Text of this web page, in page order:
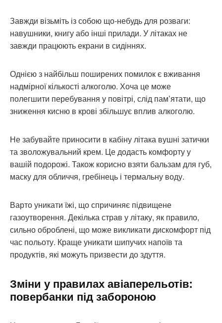
Завжди візьміть із собою що-небудь для розваги:
навушники, книгу або інші прилади. У літаках не
завжди працюють екрани в сидіннях.
Однією з найбільш поширених помилок є вживання
надмірної кількості алкоголю. Хоча це може
полегшити перебування у повітрі, слід пам’ятати, що
зниження кисню в крові збільшує вплив алкоголю.
Не забувайте приносити в кабіну літака вушні затички
та зволожувальний крем. Це додасть комфорту у
вашій подорожі. Також корисно взяти бальзам для губ,
маску для обличчя, гребінець і термальну воду.
Варто уникати їжі, що спричиняє підвищене
газоутворення. Декілька страв у літаку, як правило,
сильно оброблені, що може викликати дискомфорт під
час польоту. Краще уникати шипучих напоїв та
продуктів, які можуть призвести до здуття.
Зміни у правилах авіаперельотів:
повербанки під забороною